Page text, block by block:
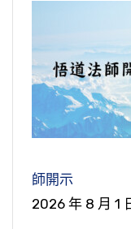
衣，吃的東西
少，也不講求
朋友」，這個
道場。義存禪
高僧大德。我
經去雪峰山，
備法師他跟雪
國是指志同道
是志同道合的
光目女這兩位
寶，當然就造
我們看到這個
經》光目女、
寶，『鄰』，
是逃家，跑到
他去出家了。
都不信佛，特
『逃』，「逃
「並且樹立
邊立一個石碑
他父親的石碑
永久性的紀念
擔憂您老人家
的相見之日了
井不禁要對世
哀」，這樣感
我們也知道，
講經的地方，
了。「吃飯時
吃飯的時候，
再進入村子裡
親吃。當然他
吃。這個是雖
個責任，這個
個地方講的公
「遭母喪」。
憂。「丁憂」
官，你都要辭
憂，丁憂就是
講，父母過世
傷的，這種哀
三年，依照古
哀痛痛哭不止
血了。可見得
師為師。他的
在妙音寺開講
『淨名』就是
集來聽，都來
雲法師性至孝
父母很殷勤，
的勤勞。有一
「憂」就是母
時還有，道紀
《金藏論》七
作《金藏論》
「鄴城」就是
個地方來講演
看，知道道紀
他講經，『往
間膾炙人口，
的由來。這裡
個公案，擺在
中，目犍連他
『佛世』，
世的時候。『
是十大弟子之
這是《緇門
這裡蓮池大師
就是六群比丘
過六群比丘。
斥的，就是責
比丘的德號列
達多、摩醯沙
多作不合威儀
師開示
2026 年 8 月 1